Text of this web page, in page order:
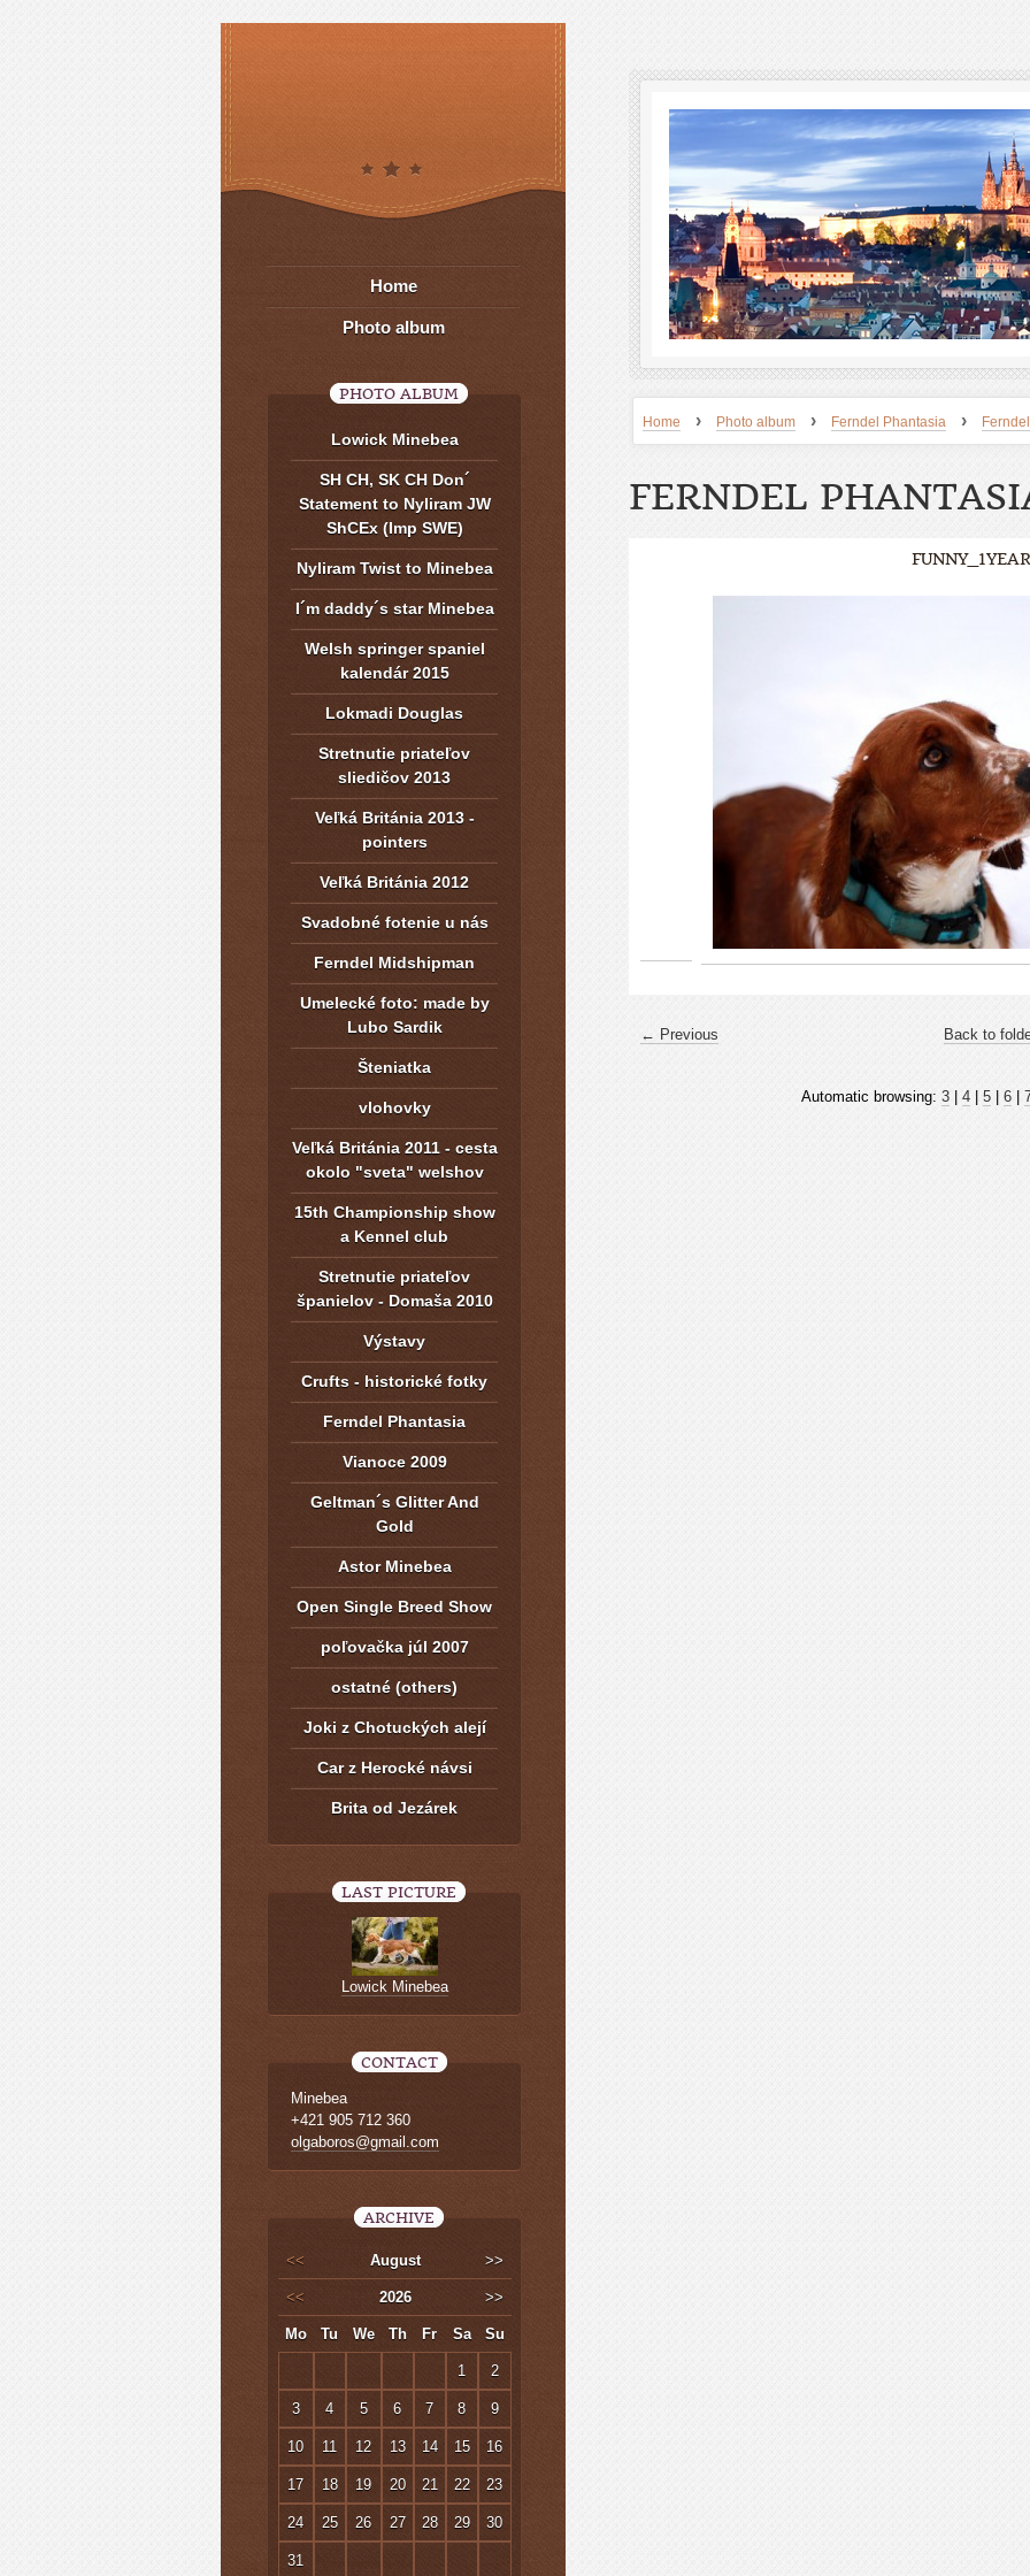
Home › Photo album › Ferndel Phantasia ›
FERNDEL
← Previous Back to
Automatic browsing: 3 4 5 6
Home
Photo album
PHOTO ALBUM
Lowick Minebea
SH CH, SK CH Don´
Statement to Nyliram JW
ShCEx (Imp SWE)
Nyliram Twist to Minebea
I´m daddy´s star Minebea
Welsh springer spaniel
kalendár 2015
Lokmadi Douglas
Stretnutie priateľov
sliedičov 2013
Veľká Británia 2013 -
pointers
Veľká Británia 2012
Svadobné fotenie u nás
Ferndel Midshipman
Umelecké foto: made by
Lubo Sardik
Šteniatka
vlohovky
Veľká Británia 2011 - cesta
okolo "sveta" welshov
15th Championship show
a Kennel club
Stretnutie priateľov
španielov - Domaša 2010
Výstavy
Crufts - historické fotky
Ferndel Phantasia
Vianoce 2009
Geltman´s Glitter And
Gold
Astor Minebea
Open Single Breed Show
poľovačka júl 2007
ostatné (others)
Joki z Chotuckých alejí
Car z Herocké návsi
Brita od Jezárek
LAST PICTURE
Lowick Minebea
CONTACT
Minebea
+421 905 712 360
olgaboros@gmail.com
ARCHIVE
<< August >>
<< 2026 >>
Mo Tu We Th Fr Sa Su
1 2
3 4 5 6 7 8 9
10 11 12 13 14 15 16
17 18 19 20 21 22 23
24 25 26 27 28 29 30
31